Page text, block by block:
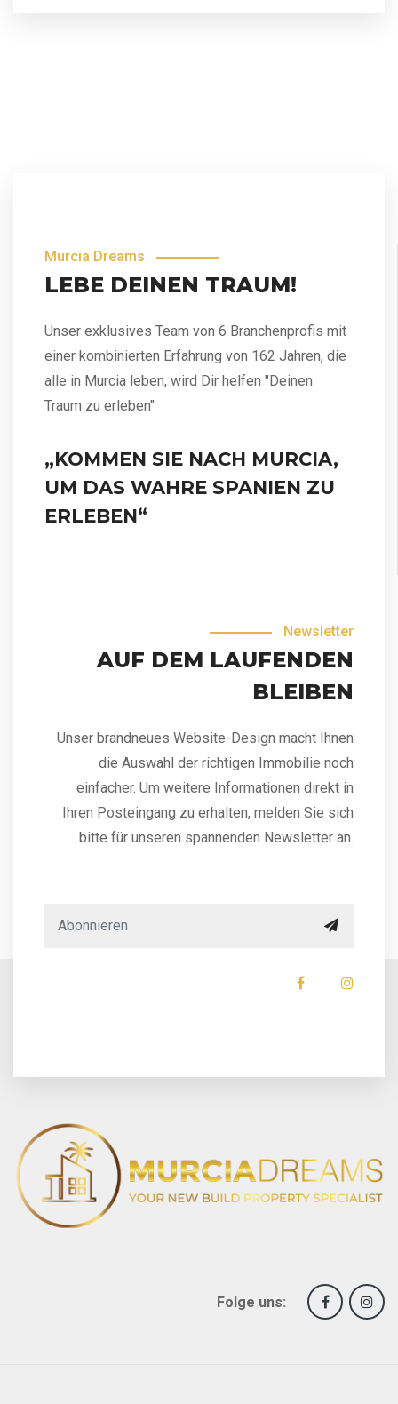
Murcia Dreams
LEBE DEINEN TRAUM!
Unser exklusives Team von 6 Branchenprofis mit
einer kombinierten Erfahrung von 162 Jahren, die
alle in Murcia leben, wird Dir helfen "Deinen
Traum zu erleben"
„KOMMEN SIE NACH MURCIA,
UM DAS WAHRE SPANIEN ZU
ERLEBEN“
Newsletter
AUF DEM LAUFENDEN
BLEIBEN
Unser brandneues Website-Design macht Ihnen
die Auswahl der richtigen Immobilie noch
einfacher. Um weitere Informationen direkt in
Ihren Posteingang zu erhalten, melden Sie sich
bitte für unseren spannenden Newsletter an.
Folge uns: